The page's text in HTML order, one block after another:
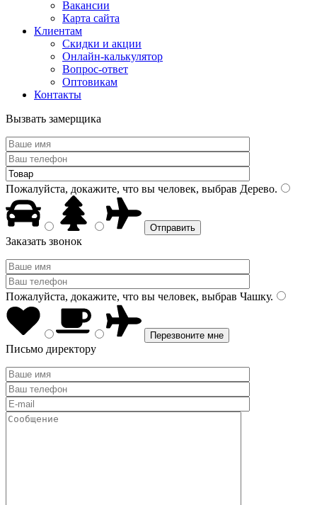
Вакансии
Карта сайта
Клиентам
Скидки и акции
Онлайн-калькулятор
Вопрос-ответ
Оптовикам
Контакты
Вызвать замерщика
Пожалуйста, докажите, что вы человек, выбрав Дерево.
Заказать звонок
Пожалуйста, докажите, что вы человек, выбрав Чашку.
Письмо директору